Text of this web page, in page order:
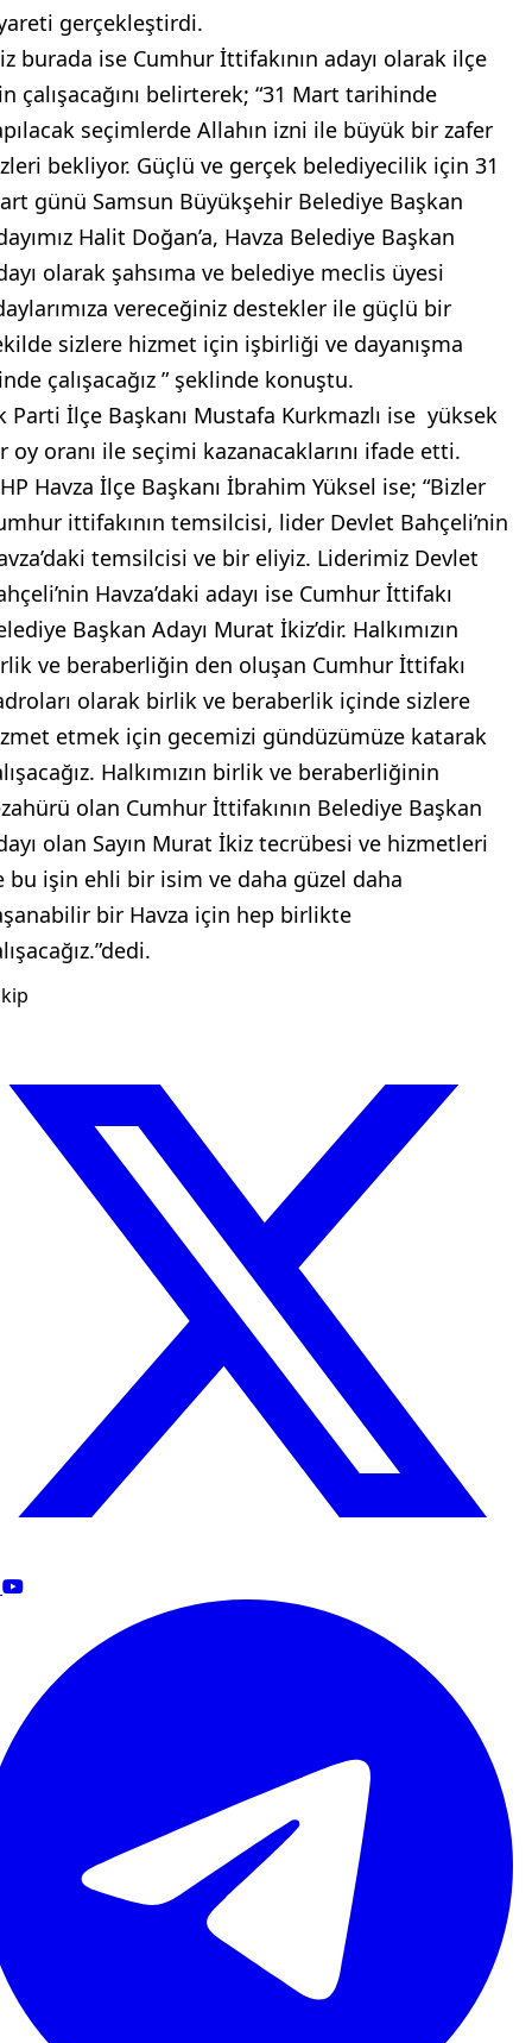
gerçekleştirdi.
burada ise Cumhur İttifakının adayı olarak ilçe
çalışacağını belirterek; “31 Mart tarihinde
seçimlerde Allahın izni ile büyük bir zafer
bekliyor. Güçlü ve gerçek belediyecilik için 31
günü Samsun Büyükşehir Belediye Başkan
Halit Doğan’a, Havza Belediye Başkan
olarak şahsıma ve belediye meclis üyesi
vereceğiniz destekler ile güçlü bir
sizlere hizmet için işbirliği ve dayanışma
çalışacağız ” şeklinde konuştu.
Parti İlçe Başkanı Mustafa Kurkmazlı ise yüksek
oy oranı ile seçimi kazanacaklarını ifade etti.
Havza İlçe Başkanı İbrahim Yüksel ise; “Bizler
ittifakının temsilcisi, lider Devlet Bahçeli’nin
temsilcisi ve bir eliyiz. Liderimiz Devlet
Havza’daki adayı ise Cumhur İttifakı
Başkan Adayı Murat İkiz’dir. Halkımızın
ve beraberliğin den oluşan Cumhur İttifakı
olarak birlik ve beraberlik içinde sizlere
etmek için gecemizi gündüzümüze katarak
Halkımızın birlik ve beraberliğinin
olan Cumhur İttifakının Belediye Başkan
olan Sayın Murat İkiz tecrübesi ve hizmetleri
bu işin ehli bir isim ve daha güzel daha
bir Havza için hep birlikte